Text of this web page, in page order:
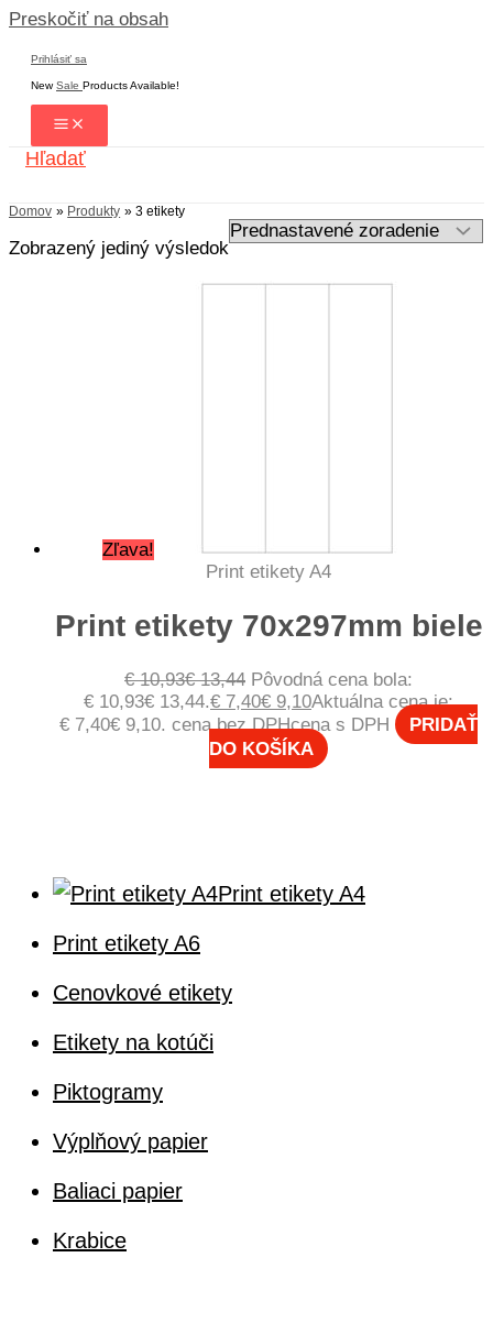
Preskočiť na obsah
Prihlásiť sa
NewSale Products Available!
Hľadať
Print etikety A4
Print etikety A6
Cenovkové etikety
Etikety na kotúči
Piktogramy
Výplňový papier
Baliaci papier
Krabice
Domov Produkty 3 etikety
Zobrazený jediný výsledok
Zľava!
Print etikety A4
Print etikety 70x297mm biele
€10,93€13,44 Pôvodná cena bola:
€ 10,93€ 13,44.€ 7,40€ 9,10Aktuálna cena je:
€ 7,40€ 9,10. cena bez DPHcena s DPH
PRIDAŤ
DO KOŠÍKA